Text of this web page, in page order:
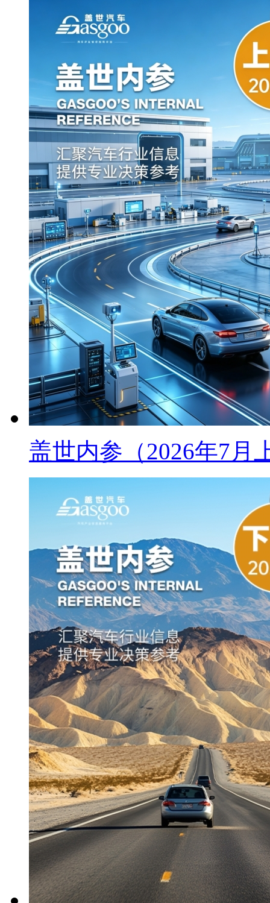
盖世内参（2026年7月